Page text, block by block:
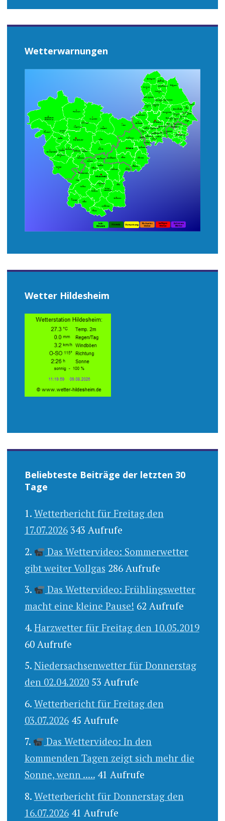
Wetterwarnungen
Wetter Hildesheim
Beliebteste Beiträge der letzten 30
Tage
Wetterbericht für Freitag den
17.07.2026 343 Aufrufe
Das Wettervideo: Sommerwetter
gibt weiter Vollgas 286 Aufrufe
Das Wettervideo: Frühlingswetter
macht eine kleine Pause! 62 Aufrufe
Harzwetter für Freitag den 10.05.2019
60 Aufrufe
Niedersachsenwetter für Donnerstag
den 02.04.2020 53 Aufrufe
Wetterbericht für Freitag den
03.07.2026 45 Aufrufe
Das Wettervideo: In den
kommenden Tagen zeigt sich mehr die
Sonne, wenn ..... 41 Aufrufe
Wetterbericht für Donnerstag den
16.07.2026 41 Aufrufe